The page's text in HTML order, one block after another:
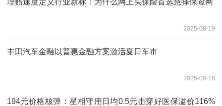
2025-08-19
丰田汽车金融以普惠金融方案激活夏日车市
2025-08-18
194元价格核弹：星相守用日均0.5元击穿好医保溢价116%